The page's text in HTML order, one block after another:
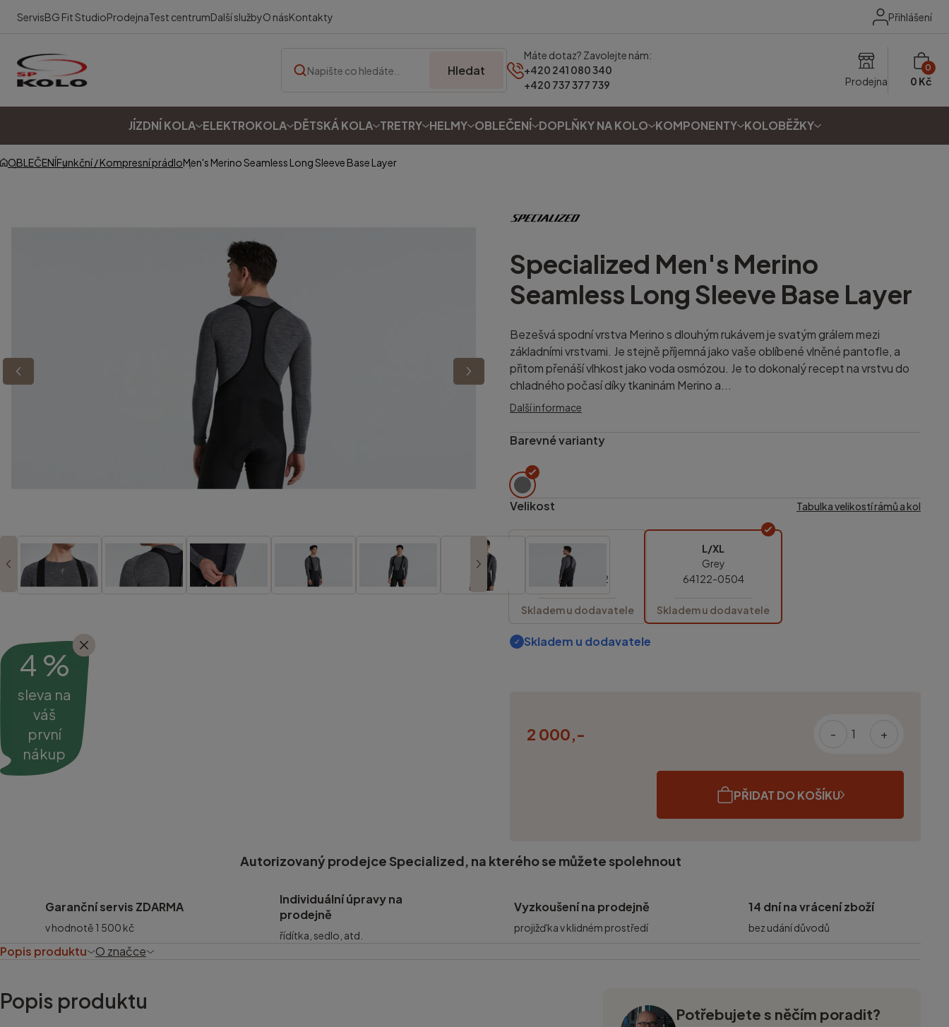
ServisBG Fit StudioProdejnaTest centrumDalší službyO násKontakty Přihlášení
Hledat
Máte dotaz? Zavolejte nám:
+420 241 080 340
+420 737 377 739
Prodejna
0
0 Kč
JÍZDNÍ KOLA ELEKTROKOLA DĚTSKÁ KOLA TRETRY HELMY OBLEČENÍ DOPLŇKY NA KOLO KOMPONENTY KOLOBĚŽKY
OBLEČENÍFunkční / Kompresní prádloMen's Merino Seamless Long Sleeve Base Layer
Specialized Men's Merino
Seamless Long Sleeve Base Layer
4 %
sleva na
váš
první
nákup
Bezešvá spodní vrstva Merino s dlouhým rukávem je svatým grálem mezi
základními vrstvami. Je stejně příjemná jako vaše oblíbené vlněné pantofle, a
přitom přenáší vlhkost jako voda osmózou. Je to dokonalý recept na vrstvu do
chladného počasí díky tkaninám Merino a...
Další informace
Barevné varianty
Velikost Tabulka velikostí rámů a kol
S/M
Grey
64122-0502
Skladem u dodavatele
L/XL
Grey
64122-0504
Skladem u dodavatele
Skladem u dodavatele
2 000,- - +
PŘIDAT DO KOŠÍKU
Autorizovaný prodejce Specialized, na kterého se můžete spolehnout
Garanční servis ZDARMA
v hodnotě 1 500 kč
Individuální úpravy na
prodejně
řídítka, sedlo, atd.
Vyzkoušení na prodejně
projižďka v klidném prostředí
14 dní na vrácení zboží
bez udání důvodů
Popis produktu O značce
Popis produktu
Potřebujete s něčím poradit?